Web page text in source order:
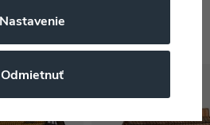
Nastavenie
Odmietnuť